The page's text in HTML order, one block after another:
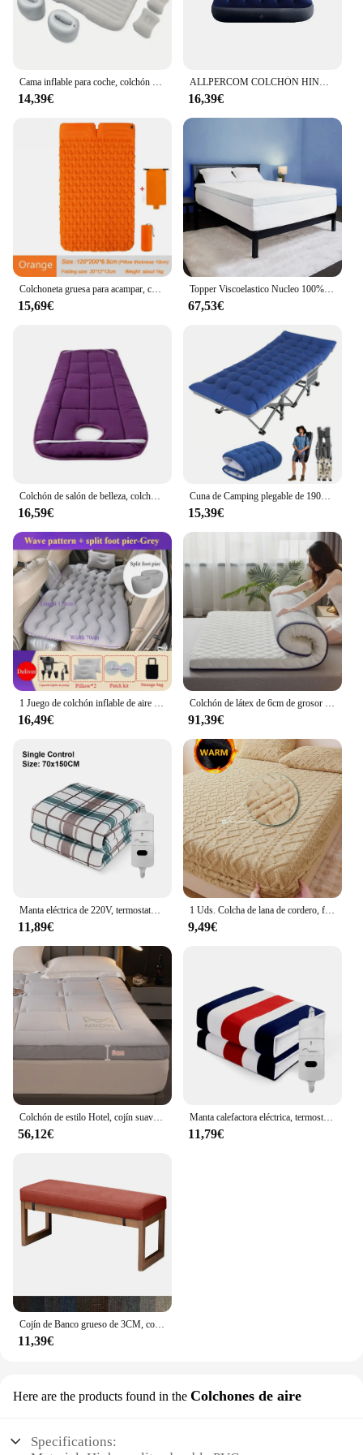
Cama inflable para coche, colchón plegable para asiento trasero, colchoneta para asiento trasero de coche, cama con cojín de aire para acampar y viajar al aire libre familiar
14,39€
ALLPERCOM COLCHÓN HINCHABLE DOBLE STANDARD CLASSIC DOWNY QUEEN INTEX
16,39€
Colchoneta gruesa para acampar, colchón inflable ultraligero para 1-2 personas, cama de aire, colchón de aire plegable con almohada
15,69€
Topper Viscoelastico Nucleo 100% Viscoelastica Fabricado en España Alivia Tensiones Musculares Sobrecolchon Desenfundable y Lavable Transpirable y Antiacaros
67,53€
Colchón de salón de belleza, colchoneta gruesa, cojín de cama, colchón antideslizante, colchoneta de cama para salón de belleza de hospital, almohadilla de cama de masaje con agujero
16,59€
Cuna de Camping plegable de 190x71cm para adultos, cuna portátil con colchón, cama de cuna resistente al aire libre para campamento con bolsa de transporte
15,39€
1 Juego de colchón inflable de aire para coche, cama de viaje de 135x70cm, asiento trasero de coche, colchón para maletero, cama de aire, estera de camping, cama enrollable para coche
16,49€
Colchón de látex de 6cm de grosor para el hogar, dormitorio de estudiantes, cama individual suave
91,39€
Manta eléctrica de 220V, termostato automático más grueso, manta calefactora eléctrica, calentador corporal, colchón térmico para habitación, manta calefactable
11,89€
1 Uds. Colcha de lana de cordero, funda de colchón suave y cómoda, ropa de cama, colcha a prueba de polvo, protector de colchón cálido para otoño e invierno
9,49€
56,12€
Manta calefactora eléctrica, termostato automático, calentador de doble cuerpo, colchón de cama, enchufe europeo, alfombras eléctricas calentadas de 220V
11,79€
11,39€
Here are the products found in the Colchones de aire
Specifications: